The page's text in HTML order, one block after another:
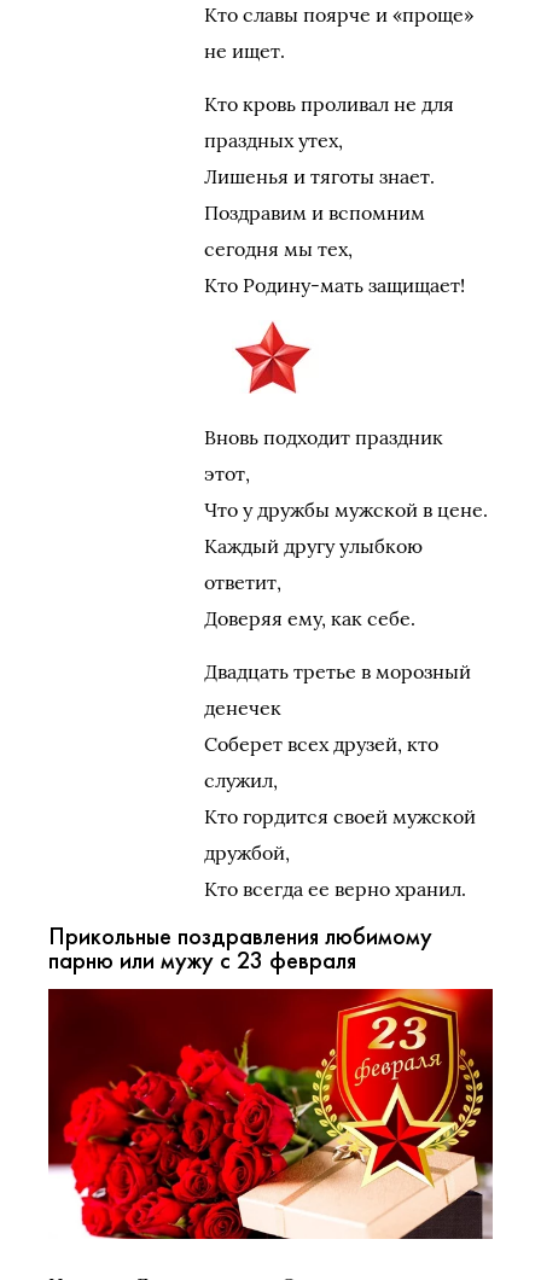
Кто славы поярче и «проще»
не ищет.
Кто кровь проливал не для
праздных утех,
Лишенья и тяготы знает.
Поздравим и вспомним
сегодня мы тех,
Кто Родину-мать защищает!
Вновь подходит праздник
этот,
Что у дружбы мужской в цене.
Каждый другу улыбкою
ответит,
Доверяя ему, как себе.
Двадцать третье в морозный
денечек
Соберет всех друзей, кто
служил,
Кто гордится своей мужской
дружбой,
Кто всегда ее верно хранил.
Прикольные поздравления любимому
парню или мужу с 23 февраля